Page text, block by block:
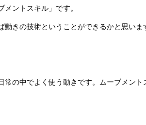
ントスキル」です。
きの技術ということができるかと思い
の中でよく使う動きです。ムーブメン